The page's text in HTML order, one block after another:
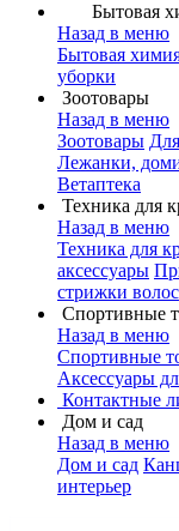
Бытовая
Назад в меню
Бытовая
уборки
Зоотовары
Назад в меню
Зоотовары
Лежанки,
Ветаптека
Техника для
Назад в меню
Техника для
аксессуары
стрижки волос
Спортивные
Назад в меню
Спортивные
Аксессуары
Контактные
Дом и сад
Назад в меню
Дом и сад
интерьер